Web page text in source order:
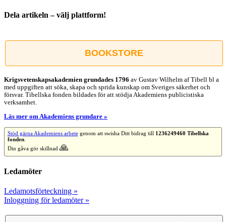
Dela artikeln – välj plattform!
post
BOOKSTORE
Krigsvetenskap­sakademien grundades 1796 av Gustav Wilhelm af Tibell bl a
med uppgiften att söka, skapa och sprida kunskap om Sveriges säkerhet och
försvar. Tibellska fonden bildades för att stödja Akademiens publicistiska
verksamhet.
Läs mer om Akademiens grundare »
Stöd gärna Akademiens arbetegenom att swisha Ditt bidrag till 1236249460 Tibellska
fonden.
Din gåva gör skillnad 🙏
Ledamöter
Ledamotsförteckning »
Inloggning för ledamöter »